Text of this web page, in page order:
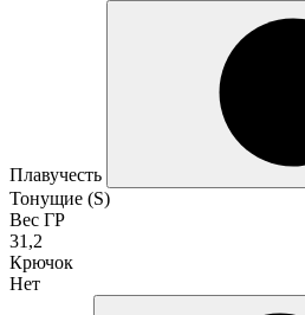
Плавучесть
Тонущие (S)
Вес ГР
31,2
Крючок
Нет